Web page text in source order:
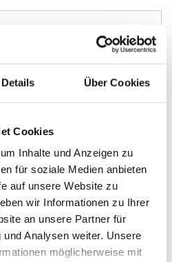
Details Über Cookies
Cookies
Inhalte und Anzeigen zu
für soziale Medien anbieten
auf unsere Website zu
wir Informationen zu Ihrer
an unsere Partner für
Analysen weiter. Unsere
möglicherweise mit
bis 19.07.2025 mit 2
10/10
10/10
10/10
10/10
und erholsame Wochen
Ferienhaus. Die
aber alles notwendige
betreut und haben